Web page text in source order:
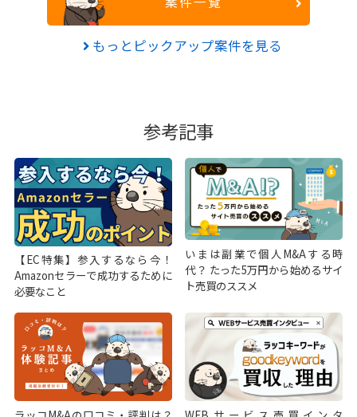
もっとピックアップ案件を見る
参考記事
【EC特集】参入するなら今！
Amazonセラーで成功するために
必要なこと
いまは副業で個人M&Aする時
代？ たった5万円から始めるサイ
ト売買のススメ